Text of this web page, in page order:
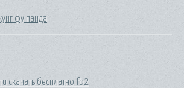
фу панда
скачать бесплатно fb2